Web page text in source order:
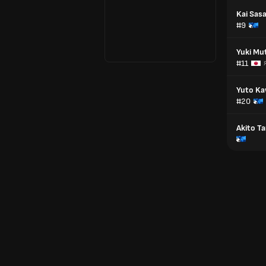
Kai
#9
Yuki
#11
Yuto
#20
Akito